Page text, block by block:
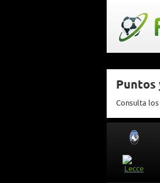
Puntos
Consulta